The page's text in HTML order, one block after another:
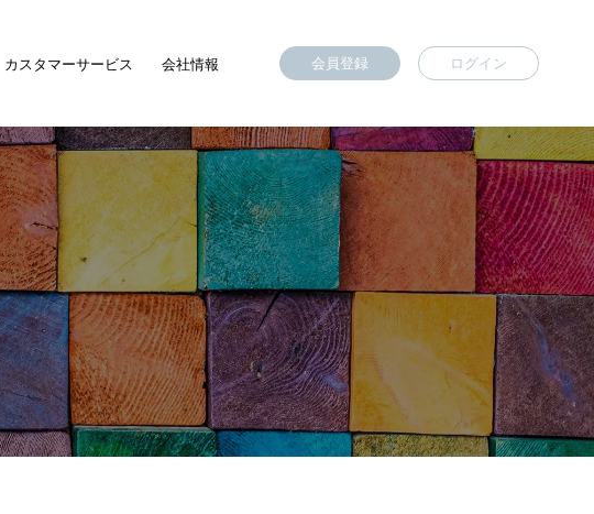
カスタマーサービス 会社情報 会員登録 ログイン